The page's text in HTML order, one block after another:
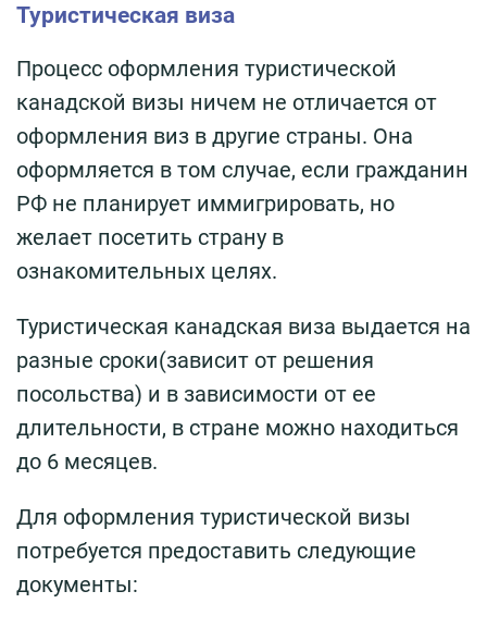
Туристическая виза
Процесс оформления туристической
канадской визы ничем не отличается от
оформления виз в другие страны. Она
оформляется в том случае, если гражданин
РФ не планирует иммигрировать, но
желает посетить страну в
ознакомительных целях.
Туристическая канадская виза выдается на
разные сроки(зависит от решения
посольства) и в зависимости от ее
длительности, в стране можно находиться
до 6 месяцев.
Для оформления туристической визы
потребуется предоставить следующие
документы: